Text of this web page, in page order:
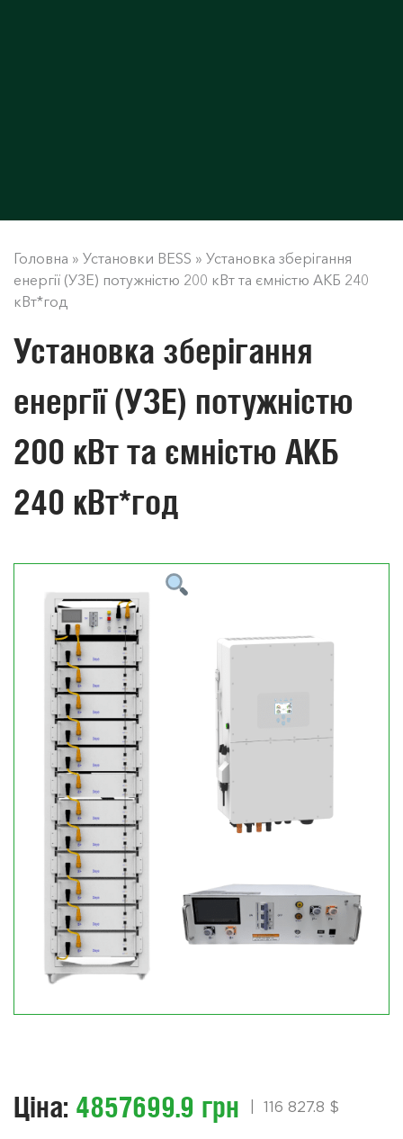
Головна » Установки BESS » Установка зберігання
енергії (УЗЕ) потужністю 200 кВт та ємністю АКБ 240
кВт*год
Установка зберігання
енергії (УЗЕ) потужністю
200 кВт та ємністю АКБ
240 кВт*год
Ціна: 4857699.9 грн 116 827.8 $